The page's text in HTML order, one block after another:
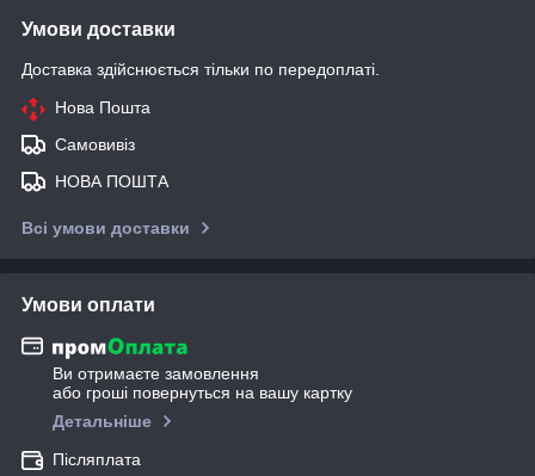
Умови доставки
Доставка здійснюється тільки по передоплаті.
Нова Пошта
Самовивіз
НОВА ПОШТА
Всі умови доставки
Умови оплати
Ви отримаєте замовлення
або гроші повернуться на вашу картку
Детальніше
Післяплата